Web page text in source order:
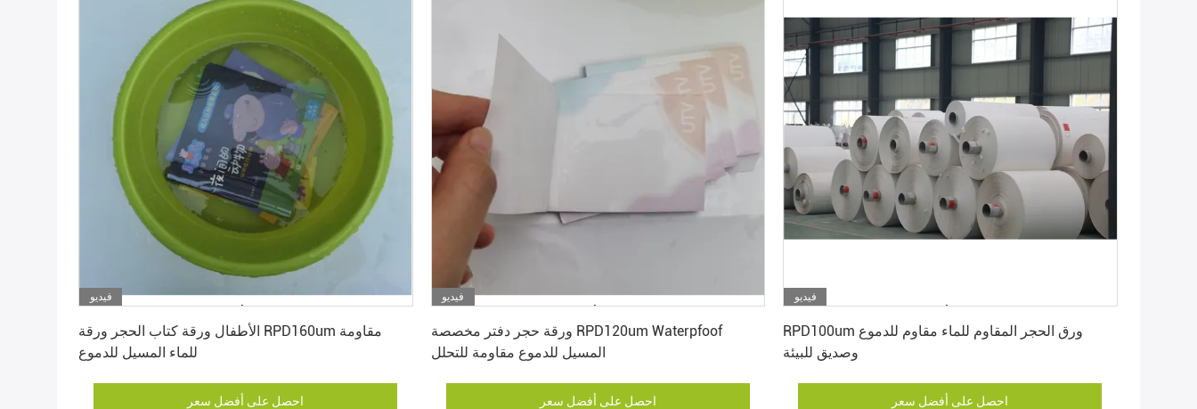
فيديو
الأطفال ورقة كتاب الحجر ورقة RPD160um مقاومة
للماء المسيل للدموع
احصل على أفضل سعر
فيديو
ورقة حجر دفتر مخصصة RPD120um Waterpfoof
المسيل للدموع مقاومة للتحلل
احصل على أفضل سعر
فيديو
RPD100um ورق الحجر المقاوم للماء مقاوم للدموع
وصديق للبيئة
احصل على أفضل سعر